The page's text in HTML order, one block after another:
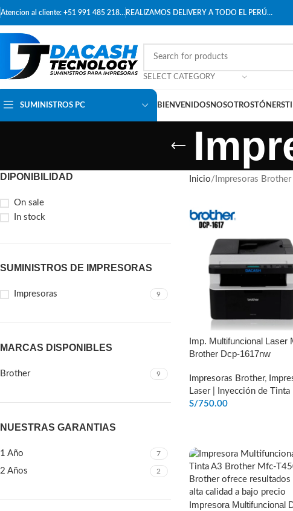
Atencion al cliente: +51 991 485 218… REALIZAMOS DELIVERY A TODO EL PERÚ…
SELECT CATEGORY
SUMINISTROS PC BIENVENIDOSNOSOTROSTÓNERS
DIPONIBILIDAD
On sale
In stock
SUMINISTROS DE IMPRESORAS
Impresoras 9
MARCAS DISPONIBLES
Brother 9
NUESTRAS GARANTIAS
1 Año 7
2 Años 2
Inicio Impresoras Brother
Imp. Multifuncional Laser
Brother Dcp-1617nw
Impresoras Brother,
Laser | Inyección de Tinta
S/750.00
Impresora Multifuncional